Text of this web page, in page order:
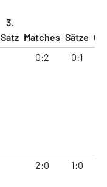
3.
Satz Matches Sätze
0:2 0:1
2:0 1:0